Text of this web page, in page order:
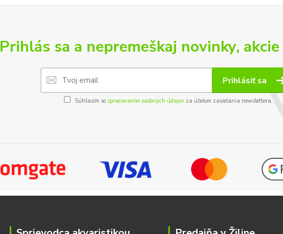
Prihlás sa a nepremeškaj novinky,
Prihlásiť sa
Súhlasím so spracovaním osobných údajov za účelom zasielania newslettera.